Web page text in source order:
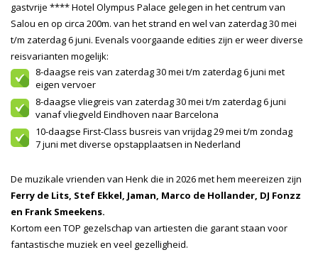
gastvrije **** Hotel Olympus Palace gelegen in het centrum van
Salou en op circa 200m. van het strand en wel van zaterdag 30 mei
t/m zaterdag 6 juni. Evenals voorgaande edities zijn er weer diverse
reisvarianten mogelijk:
8-daagse reis van zaterdag 30 mei t/m zaterdag 6 juni met
eigen vervoer
8-daagse vliegreis van zaterdag 30 mei t/m zaterdag 6 juni
vanaf vliegveld Eindhoven naar Barcelona
10-daagse First-Class busreis van vrijdag 29 mei t/m zondag
7 juni met diverse opstapplaatsen in Nederland
De muzikale vrienden van Henk die in 2026 met hem meereizen zijn
Ferry de Lits, Stef Ekkel, Jaman, Marco de Hollander, DJ Fonzz
en Frank Smeekens.
Kortom een TOP gezelschap van artiesten die garant staan voor
fantastische muziek en veel gezelligheid.